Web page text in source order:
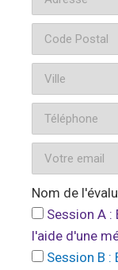
Nom de
Session A
l'aide d'une
Session B